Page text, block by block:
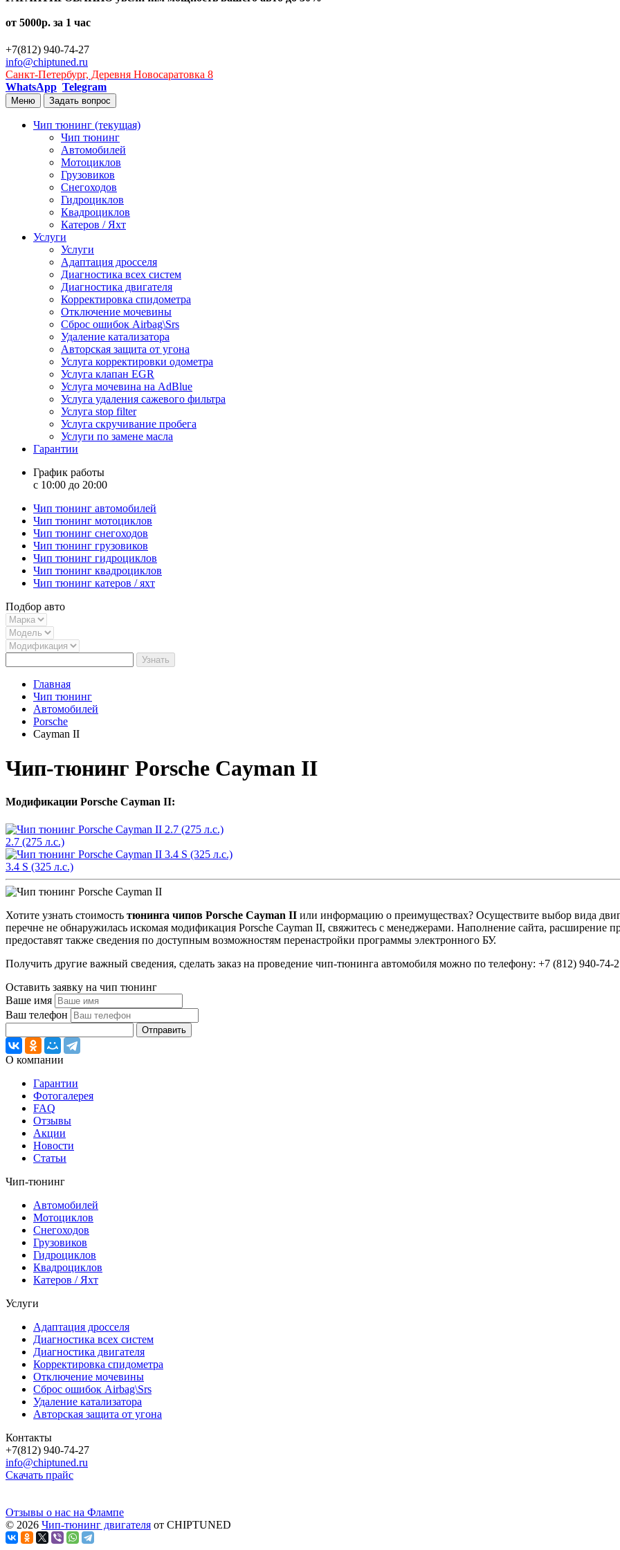
от 5000р. за 1 час
+7(812) 940-74-27
info@chiptuned.ru
Санкт-Петербург, Деревня Новосаратовка 8
WhatsApp Telegram
Меню Задать вопрос
Чип тюнинг (текущая)
Чип тюнинг
Автомобилей
Мотоциклов
Грузовиков
Снегоходов
Гидроциклов
Квадроциклов
Катеров / Яхт
Услуги
Услуги
Адаптация дросселя
Диагностика всех систем
Диагностика двигателя
Корректировка спидометра
Отключение мочевины
Сброс ошибок Airbag\Srs
Удаление катализатора
Авторская защита от угона
Услуга корректировки одометра
Услуга клапан EGR
Услуга мочевина на AdBlue
Услуга удаления сажевого фильтра
Услуга stop filter
Услуга скручивание пробега
Услуги по замене масла
Гарантии
График работы
с 10:00 до 20:00
Чип тюнинг автомобилей
Чип тюнинг мотоциклов
Чип тюнинг снегоходов
Чип тюнинг грузовиков
Чип тюнинг гидроциклов
Чип тюнинг квадроциклов
Чип тюнинг катеров / яхт
Подбор авто
Узнать
Главная
Чип тюнинг
Автомобилей
Porsche
Cayman II
Чип-тюнинг Porsche Cayman II
Модификации Porsche Cayman II:
2.7 (275 л.с.)
3.4 S (325 л.с.)
Хотите узнать стоимость тюнинга чипов Porsche Cayman II или информацию о преимуществах? Осуществите выбор вида
перечне не обнаружилась искомая модификация Porsche Cayman II, свяжитесь с менеджерами. Наполнение сайта, расширение
предоставят также сведения по доступным возможностям перенастройки программы электронного БУ.
Получить другие важный сведения, сделать заказ на проведение чип-тюнинга автомобиля можно по телефону: +7 (812) 940-74-
Оставить заявку на чип тюнинг
Ваше имя
Ваш телефон
Отправить
О компании
Гарантии
Фотогалерея
FAQ
Отзывы
Акции
Новости
Статьи
Чип-тюнинг
Автомобилей
Мотоциклов
Снегоходов
Грузовиков
Гидроциклов
Квадроциклов
Катеров / Яхт
Услуги
Адаптация дросселя
Диагностика всех систем
Диагностика двигателя
Корректировка спидометра
Отключение мочевины
Сброс ошибок Airbag\Srs
Удаление катализатора
Авторская защита от угона
Контакты
+7(812) 940-74-27
info@chiptuned.ru
Скачать прайс
Отзывы о нас на Флампе
© 2026 Чип-тюнинг двигателя от CHIPTUNED